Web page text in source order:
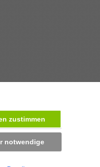
zustimmen
notwendige